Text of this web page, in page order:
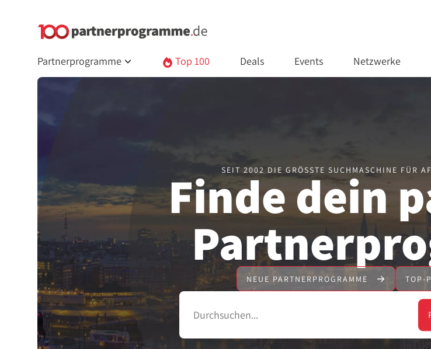
Partnerprogramme Top 100 Deals Events Netzwerke
SEIT 2002 DIE GRÖSSTE SUCHMASCHINE FÜR
Finde dein
NEUE PARTNERPROGRAMME TOP-